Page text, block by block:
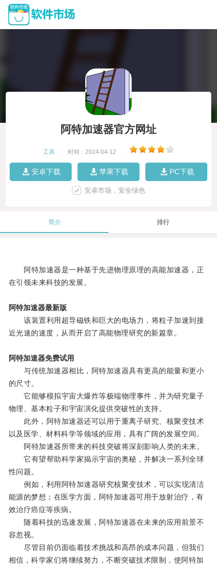
阿特加速器官方网址
工具 时间：2024-04-12
安卓下载 苹果下载 PC下载
安卓市场，安全绿色
简介 排行
阿特加速器是一种基于先进物理原理的高能加速器，正
在引领未来科技的发展。
阿特加速器最新版
该装置利用超导磁铁和巨大的电场力，将粒子加速到接
近光速的速度，从而开启了高能物理研究的新篇章。
阿特加速器免费试用
与传统加速器相比，阿特加速器具有更高的能量和更小
的尺寸。
它能够模拟宇宙大爆炸等极端物理事件，并为研究量子
物理、基本粒子和宇宙演化提供突破性的支持。
此外，阿特加速器还可以用于重离子研究、核聚变技术
以及医学、材料科学等领域的应用，具有广阔的发展空间。
阿特加速器所带来的科技突破将深刻影响人类的未来。
它有望帮助科学家揭示宇宙的奥秘，并解决一系列全球
性问题。
例如，利用阿特加速器研究核聚变技术，可以实现清洁
能源的梦想；在医学方面，阿特加速器可用于放射治疗，有
效治疗癌症等疾病。
随着科技的迅速发展，阿特加速器在未来的应用前景不
容忽视。
尽管目前仍面临着技术挑战和高昂的成本问题，但我们
相信，科学家们将继续努力，不断突破技术限制，使阿特加